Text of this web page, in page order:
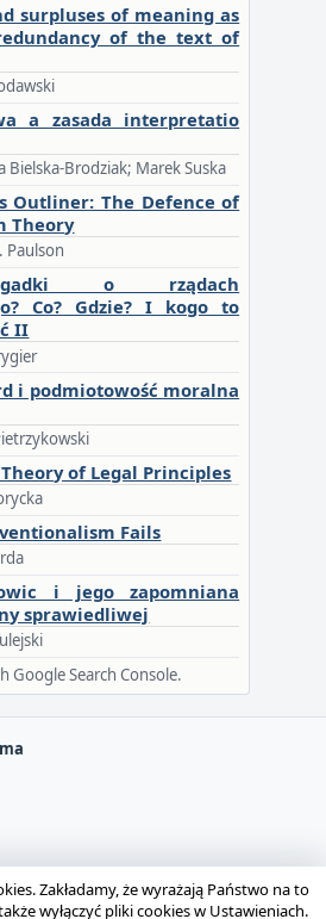
surpluses of meaning as
of the text of
a zasada interpretatio
Bielska-Brodziak; Marek Suska
Outliner: The Defence of
Theory
Paulson
o rządach
Co? Gdzie? I kogo to
II
i podmiotowość moralna
Theory of Legal Principles
Fails
i jego zapomniana
sprawiedliwej
Google Search Console.
Zakładamy, że wyrażają Państwo na to
wyłączyć pliki cookies w Ustawieniach.